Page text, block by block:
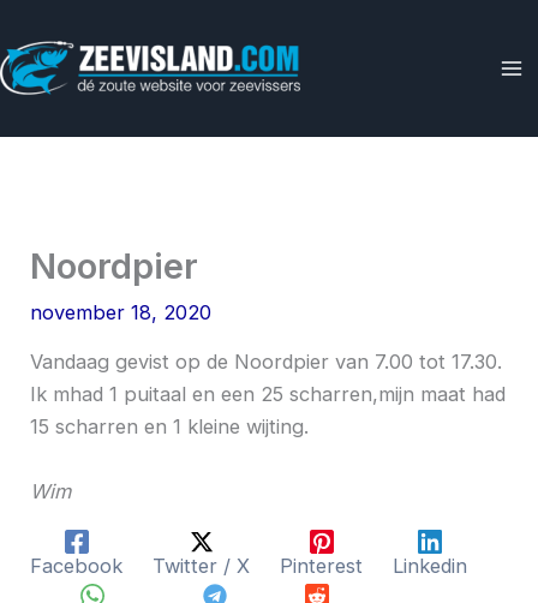
naar
de
Noordpier
november 18, 2020
Vandaag gevist op de Noordpier van 7.00 tot 17.30.
Ik mhad 1 puitaal en een 25 scharren,mijn maat had
15 scharren en 1 kleine wijting.
Wim
Facebook Twitter / X Pinterest Linkedin